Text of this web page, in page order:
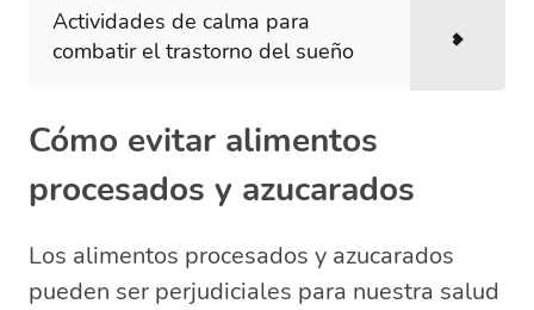
Actividades de calma para
combatir el trastorno del sueño
Cómo evitar alimentos
procesados y azucarados
Los alimentos procesados y azucarados
pueden ser perjudiciales para nuestra salud